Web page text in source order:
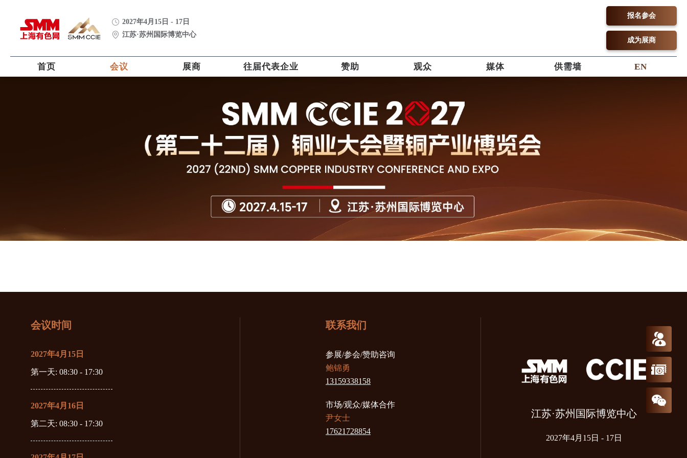
2027年4月15日 - 17日
江苏·苏州国际博览中心
报名参会
成为展商
首页 会议 展商 往届代表企业 赞助 观众 媒体 供需墙 EN
会议时间
2027年4月15日
第一天: 08:30 - 17:30
2027年4月16日
第二天: 08:30 - 17:30
联系我们
参展/参会/赞助咨询
鲍锦勇
13159338158
市场/观众/媒体合作
尹女士
17621728854
江苏·苏州国际博览中心
2027年4月15日 - 17日
免费预约参
报名参会
关注